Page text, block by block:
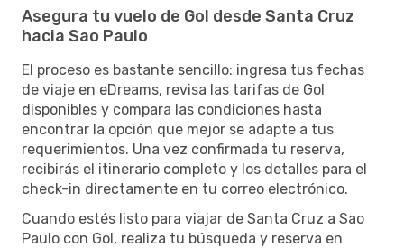
Asegura tu vuelo de Gol desde Santa Cruz
hacia Sao Paulo
El proceso es bastante sencillo: ingresa tus fechas
de viaje en eDreams, revisa las tarifas de Gol
disponibles y compara las condiciones hasta
encontrar la opción que mejor se adapte a tus
requerimientos. Una vez confirmada tu reserva,
recibirás el itinerario completo y los detalles para el
check-in directamente en tu correo electrónico.
Cuando estés listo para viajar de Santa Cruz a Sao
Paulo con Gol, realiza tu búsqueda y reserva en